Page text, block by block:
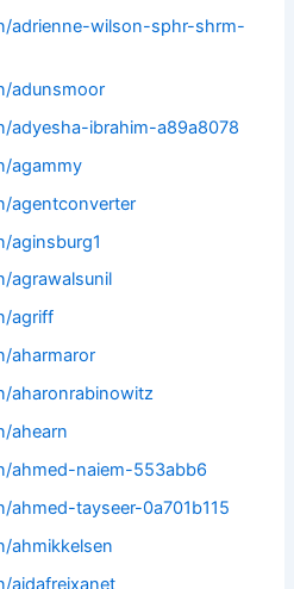
adrienne-wilson-sphr-shrm-
adunsmoor
adyesha-ibrahim-a89a8078
agammy
agentconverter
aginsburg1
agrawalsunil
agriff
aharmaror
aharonrabinowitz
ahearn
ahmed-naiem-553abb6
tayseer-0a701b115
ahmikkelsen
aidafreixanet